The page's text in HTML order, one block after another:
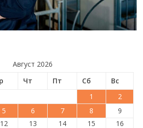
Август 2026
Чт Пт Сб
Вс
1
2
5 6 7 8
9
12 13 14 15
16